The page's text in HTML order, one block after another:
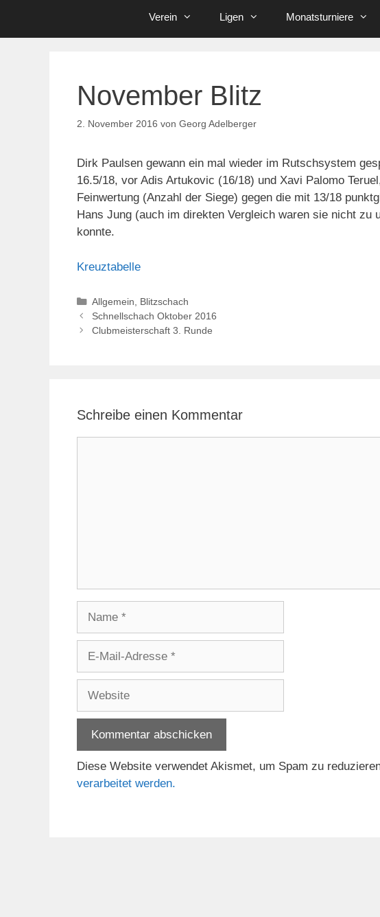
Verein Ligen Monatsturniere
November Blitz
2. November 2016 von Georg Adelberger
Dirk Paulsen gewann ein mal wieder im Rutschsystem
16.5/18, vor Adis Artukovic (16/18) und Xavi Palomo
Feinwertung (Anzahl der Siege) gegen die mit 13/18
Hans Jung (auch im direkten Vergleich waren sie nicht zu
konnte.
Kreuztabelle
Kategorien
Allgemein, Blitzschach
Schnellschach Oktober 2016
Clubmeisterschaft 3. Runde
Schreibe einen Kommentar
Adresse
Diese Website verwendet Akismet, um Spam zu
verarbeitet werden.